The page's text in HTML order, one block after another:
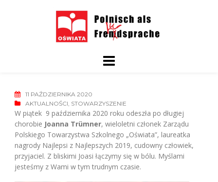
11 PAŹDZIERNIKA 2020
AKTUALNOŚCI, STOWARZYSZENIE
W piątek 9 października 2020 roku odeszła po długiej
chorobie Joanna Trümner, wieloletni członek Zarządu
Polskiego Towarzystwa Szkolnego „Oświata”, laureatka
nagrody Najlepsi z Najlepszych 2019, cudowny człowiek,
przyjaciel. Z bliskimi Joasi łączymy się w bólu. Myślami
jesteśmy z Wami w tym trudnym czasie.